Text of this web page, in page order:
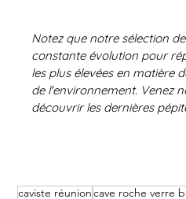
Notez que notre sélection
constante évolution pour
les plus élevées en matière
de l'environnement. Venez
découvrir les dernières
caviste réunioncave roche verre